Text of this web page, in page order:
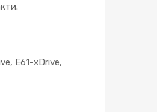
E61-xDrive,